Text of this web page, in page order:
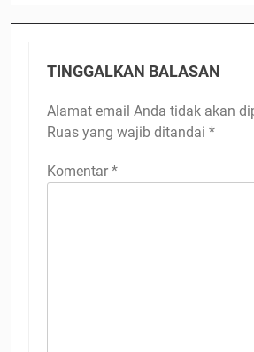
TINGGALKAN BALASAN
Alamat email Anda tidak akan
Ruas yang wajib ditandai *
Komentar *